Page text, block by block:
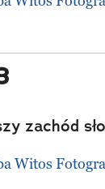
zachód
Witos